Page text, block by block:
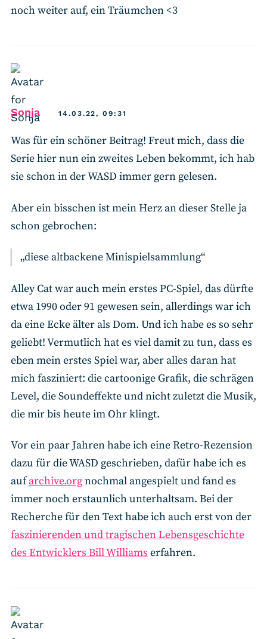
noch weiter auf, ein Träumchen <3
Sonja says:14.03.22, 09:31
Was für ein schöner Beitrag! Freut mich, dass die
Serie hier nun ein zweites Leben bekommt, ich hab
sie schon in der WASD immer gern gelesen.
Aber ein bisschen ist mein Herz an dieser Stelle ja
schon gebrochen:
„diese altbackene Minispielsammlung“
Alley Cat war auch mein erstes PC-Spiel, das dürfte
etwa 1990 oder 91 gewesen sein, allerdings war ich
da eine Ecke älter als Dom. Und ich habe es so sehr
geliebt! Vermutlich hat es viel damit zu tun, dass es
eben mein erstes Spiel war, aber alles daran hat
mich fasziniert: die cartoonige Grafik, die schrägen
Level, die Soundeffekte und nicht zuletzt die Musik,
die mir bis heute im Ohr klingt.
Vor ein paar Jahren habe ich eine Retro-Rezension
dazu für die WASD geschrieben, dafür habe ich es
aufarchive.orgnochmal angespielt und fand es
immer noch erstaunlich unterhaltsam. Bei der
Recherche für den Text habe ich auch erst von der
faszinierenden und tragischen Lebensgeschichte
des Entwicklers Bill Williams erfahren.